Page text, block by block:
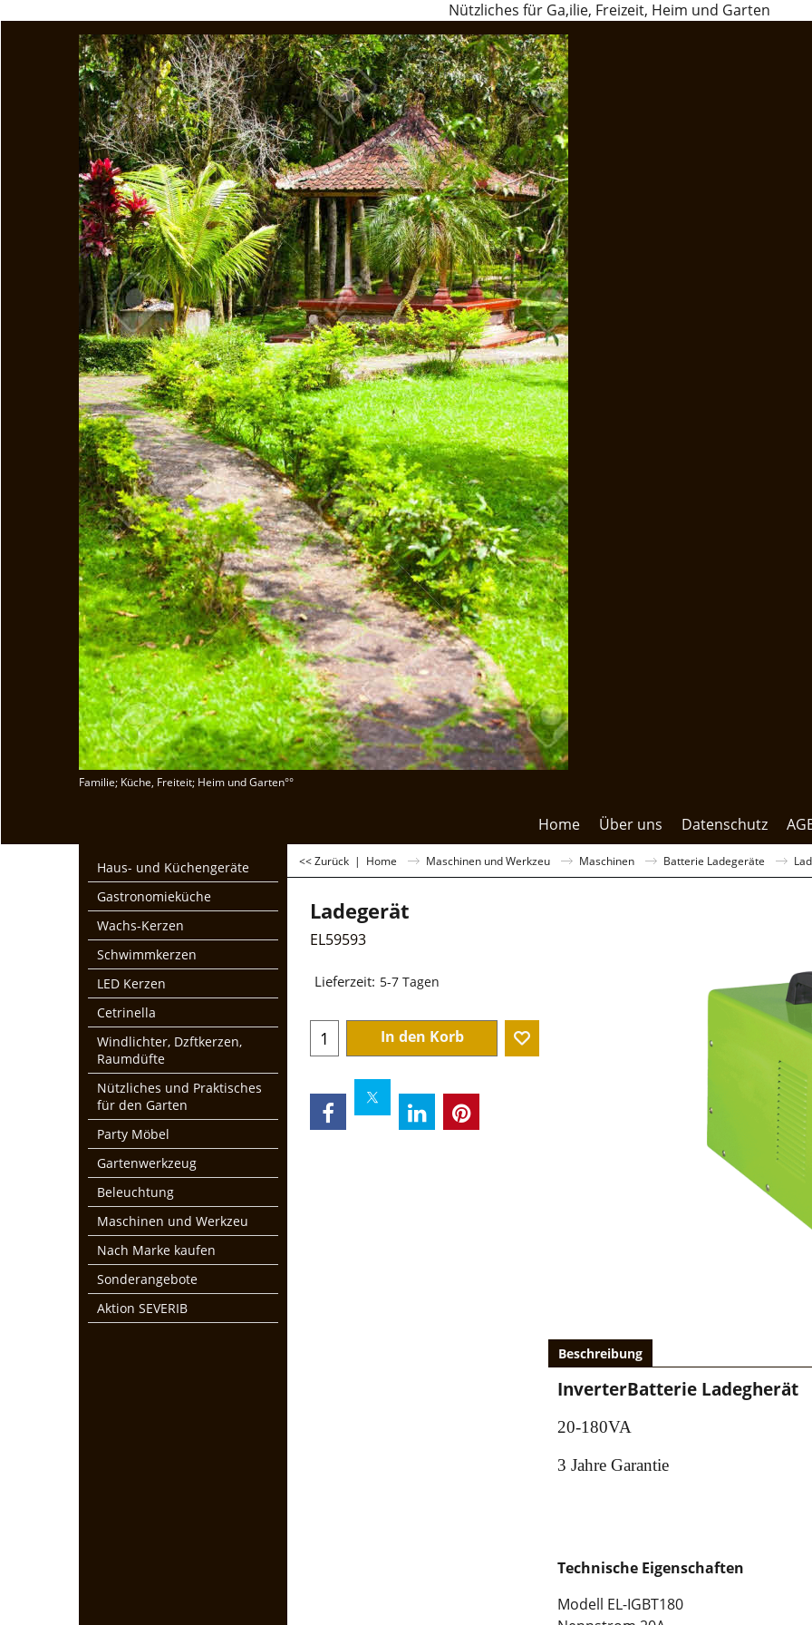
Nützliches für Ga,ilie, Freizeit, Heim und Garten
Familie; Küche, Freiteit; Heim und Garten°°
Home Über uns Datenschutz
Haus- und Küchengeräte
Gastronomieküche
Wachs-Kerzen
Schwimmkerzen
LED Kerzen
Cetrinella
Windlichter, Dzftkerzen,
Raumdüfte
Nützliches und Praktisches
für den Garten
Party Möbel
Gartenwerkzeug
Beleuchtung
Maschinen und Werkzeu
Nach Marke kaufen
Sonderangebote
Aktion SEVERIB
<< Zurück | Home Maschinen und Werkzeu Maschinen Batterie Ladegeräte
Ladegerät
EL59593
€69.95
Lieferzeit: 5-7 Tagen
In den Korb
Beschreibung
InverterBatterie Ladegherät
20-180VA
3 Jahre Garantie
Technische Eigenschaften
Modell EL-IGBT180